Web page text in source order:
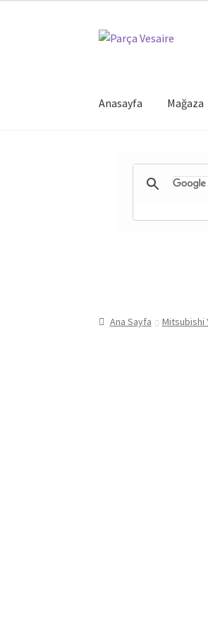
Dolaşıma
İçeriğe
Anasayfa Mağaza
Ana Sayfa Mitsubishi